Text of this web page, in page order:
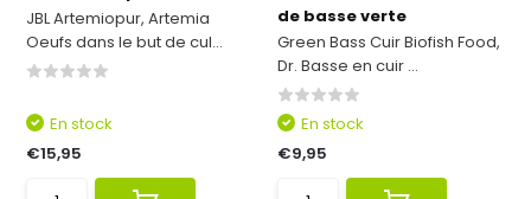
JBL Artemiopur, Artemia
Oeufs dans le but de cul...
En stock
€15,95
de basse verte
Green Bass Cuir Biofish Food,
Dr. Basse en cuir ...
En stock
€9,95